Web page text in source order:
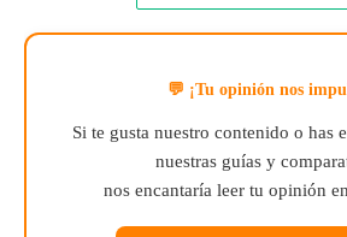
💬 ¡Tu opinión nos
Si te gusta nuestro contenido o has
nuestras guías y
nos encantaría leer tu opinión en